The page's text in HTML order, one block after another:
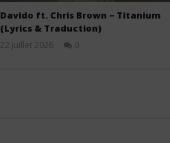
Davido ft. Chris Brown – Titanium
(Lyrics & Traduction)
22 juillet 2026
0